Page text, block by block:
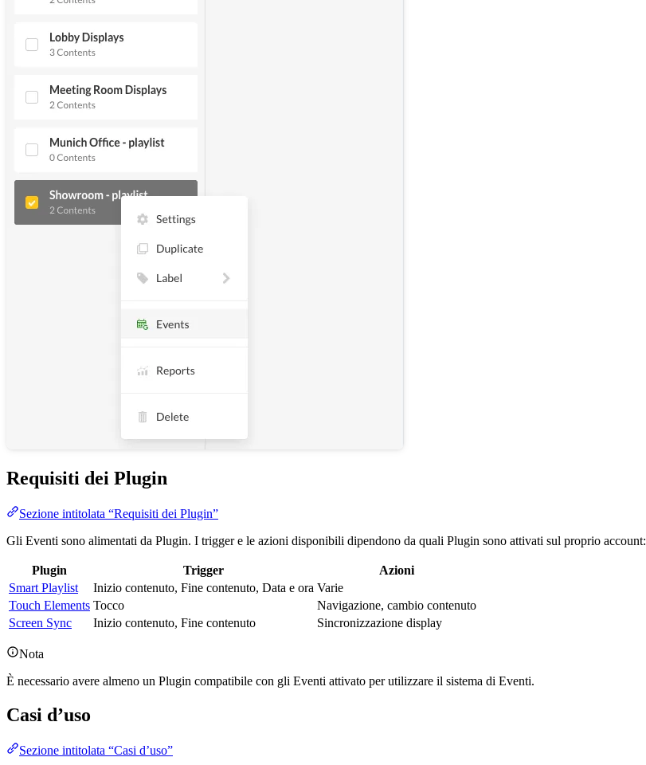
Requisiti dei Plugin
Sezione intitolata “Requisiti dei Plugin”
Gli Eventi sono alimentati da Plugin. I trigger e le azioni disponibili dipendono da quali Plugin sono attivati sul proprio account:
Plugin Trigger
Azioni
Smart Playlist
Inizio contenuto, Fine contenuto, Data e ora Varie
Touch Elements Tocco
Navigazione, cambio contenuto
Screen Sync
Inizio contenuto, Fine contenuto Sincronizzazione display
Nota
È necessario avere almeno un Plugin compatibile con gli Eventi attivato per utilizzare il sistema di Eventi.
Casi d’uso
Sezione intitolata “Casi d’uso”